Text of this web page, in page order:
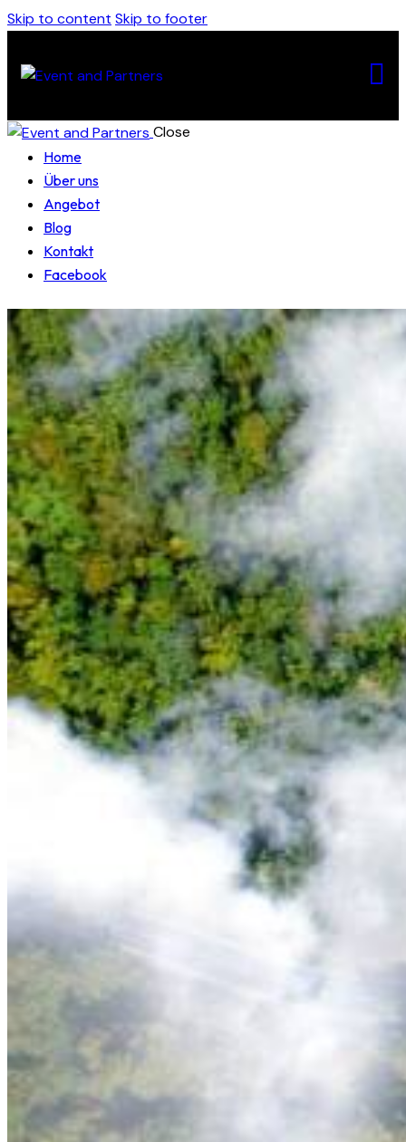
Skip to content Skip to footer
Close
Home
Über uns
Angebot
Blog
Kontakt
Facebook